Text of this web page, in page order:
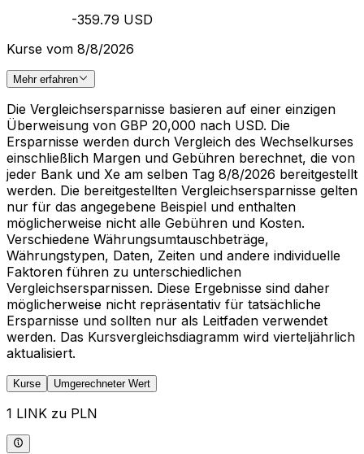
-359.79 USD
Kurse vom 8/8/2026
Mehr erfahren
Die Vergleichsersparnisse basieren auf einer einzigen
Überweisung von GBP 20,000 nach USD. Die
Ersparnisse werden durch Vergleich des Wechselkurses
einschließlich Margen und Gebühren berechnet, die von
jeder Bank und Xe am selben Tag 8/8/2026 bereitgestellt
werden. Die bereitgestellten Vergleichsersparnisse gelten
nur für das angegebene Beispiel und enthalten
möglicherweise nicht alle Gebühren und Kosten.
Verschiedene Währungsumtauschbeträge,
Währungstypen, Daten, Zeiten und andere individuelle
Faktoren führen zu unterschiedlichen
Vergleichsersparnissen. Diese Ergebnisse sind daher
möglicherweise nicht repräsentativ für tatsächliche
Ersparnisse und sollten nur als Leitfaden verwendet
werden. Das Kursvergleichsdiagramm wird vierteljährlich
aktualisiert.
Kurse Umgerechneter Wert
1 LINK zu PLN